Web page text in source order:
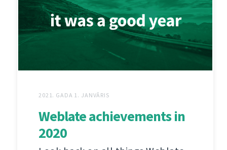
2021. GADA 1. JANVĀRIS
Weblate achievements in
2020